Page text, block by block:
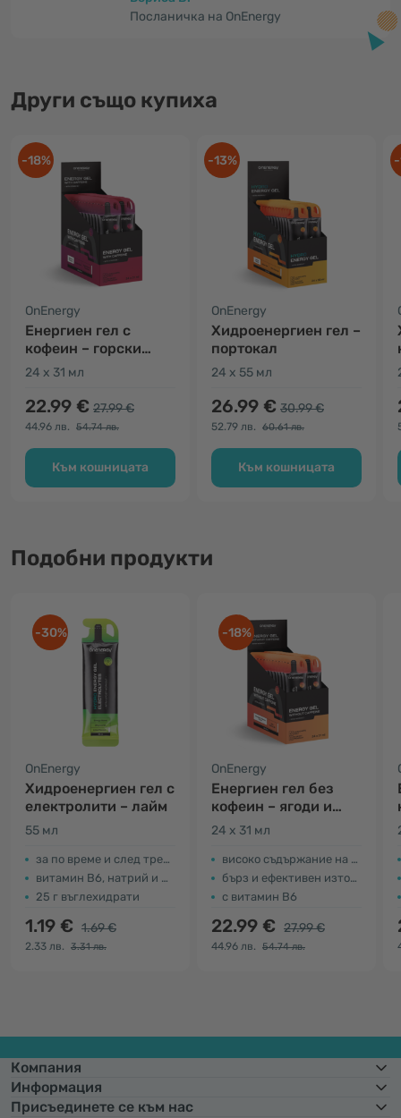
Посланичка на OnEnergy
Други също купиха
-18%
OnEnergy
Енергиен гел с
кофеин – горски
плодове
24 x 31 мл
22.99 € 27.99 €
44.96 лв. 54.74 лв.
Към кошницата
-13%
OnEnergy
Хидроенергиен гел –
портокал
24 x 55 мл
26.99 € 30.99 €
52.79 лв. 60.61 лв.
Към кошницата
Подобни продукти
-30%
OnEnergy
Хидроенергиен гел с
електролити – лайм
55 мл
за по време и след тренировка
витамин B6, натрий и магнезий
25 г въглехидрати
1.19 € 1.69 €
2.33 лв. 3.31 лв.
-18%
OnEnergy
Енергиен гел без
кофеин – ягоди и
банан
24 x 31 мл
високо съдържание на въглехидрати
бърз и ефективен източник на енергия
с витамин B6
22.99 € 27.99 €
44.96 лв. 54.74 лв.
Компания
Информация
Присъединете се към нас